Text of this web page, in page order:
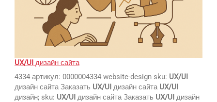
UX/UI дизайн сайта
4334 артикул: 0000004334 website-design sku: UX/UI
дизайн сайта Заказать UX/UI дизайн сайта UX/UI
дизайн; sku: UX/UI дизайн сайта Заказать UX/UI дизайн
Реклама и продвижение
AI Automation
Регистрация